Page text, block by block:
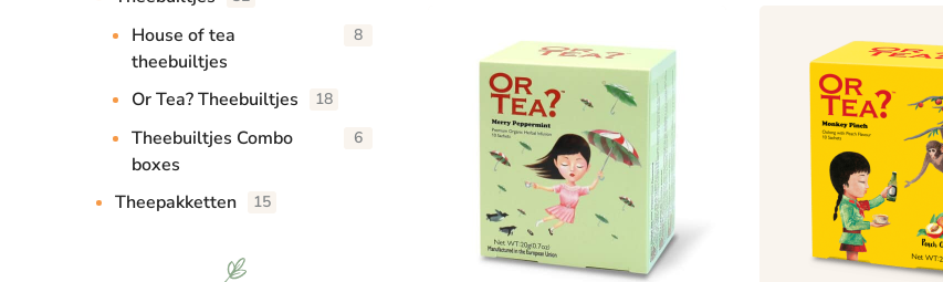
House of tea
theebuiltjes
8
Or Tea? Theebuiltjes 18
Theebuiltjes Combo
boxes
6
Theepakketten 15